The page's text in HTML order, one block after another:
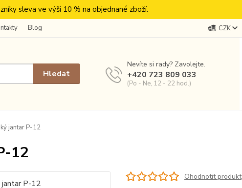
sleva ve výši 10 % na objednané zboží.
Blog CZK
Hledat
Nevíte si rady? Zavolejte.
+420 723 809 033
(Po - Ne, 12 - 22 hod.)
jantar P-12
12
Ohodnotit produkt